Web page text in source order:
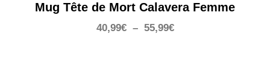
Mug Tête de Mort Calavera Femme
40,99€ – 55,99€Plage